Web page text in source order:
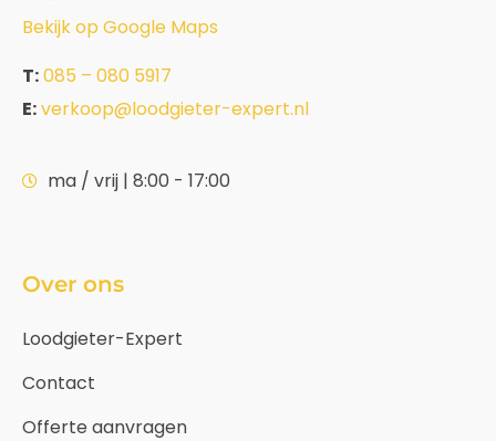
Bekijk op Google Maps
T:085 – 080 5917
E:verkoop@loodgieter-expert.nl
ma / vrij | 8:00 - 17:00
Over ons
Loodgieter-Expert
Contact
Offerte aanvragen